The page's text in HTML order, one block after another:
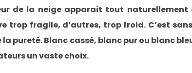
de la neige apparait tout
trop fragile, d’autres, trop froid. C’est
pureté. Blanc cassé, blanc pur ou blanc
un vaste choix.